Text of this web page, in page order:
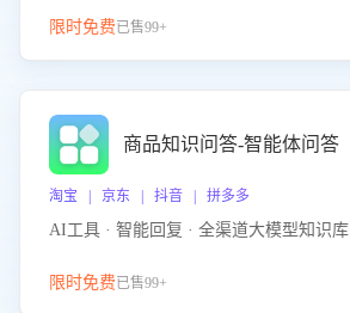
限时免费已售99+
商品知识问答-智能体问答
淘宝 | 京东 | 抖音 | 拼多多
AI工具 · 智能回复 · 全渠道大模型知识库
限时免费已售99+